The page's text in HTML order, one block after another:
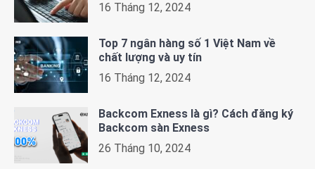
16 Tháng 12, 2024
Top 7 ngân hàng số 1 Việt Nam về
chất lượng và uy tín
16 Tháng 12, 2024
Backcom Exness là gì? Cách đăng ký
Backcom sàn Exness
26 Tháng 10, 2024